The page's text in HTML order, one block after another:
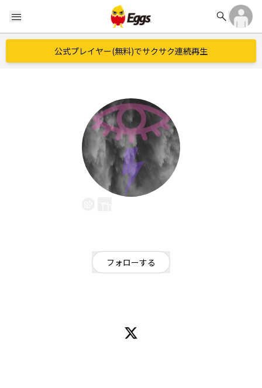
menu search
公式プレイヤー(無料)でサクサク連続再生
フォローする